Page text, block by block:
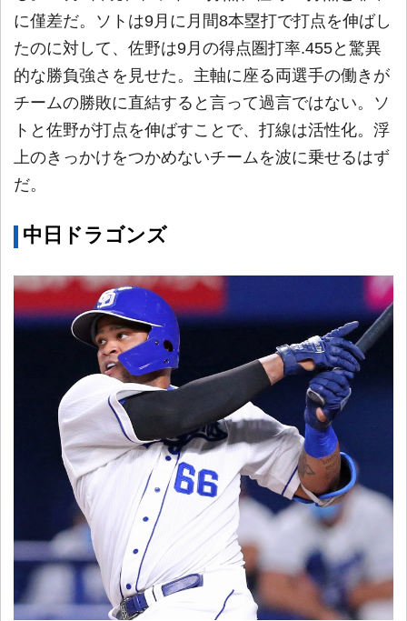
に僅差だ。ソトは9月に月間8本塁打で打点を伸ばし
たのに対して、佐野は9月の得点圏打率.455と驚異
的な勝負強さを見せた。主軸に座る両選手の働きが
チームの勝敗に直結すると言って過言ではない。ソ
トと佐野が打点を伸ばすことで、打線は活性化。浮
上のきっかけをつかめないチームを波に乗せるはず
だ。
中日ドラゴンズ